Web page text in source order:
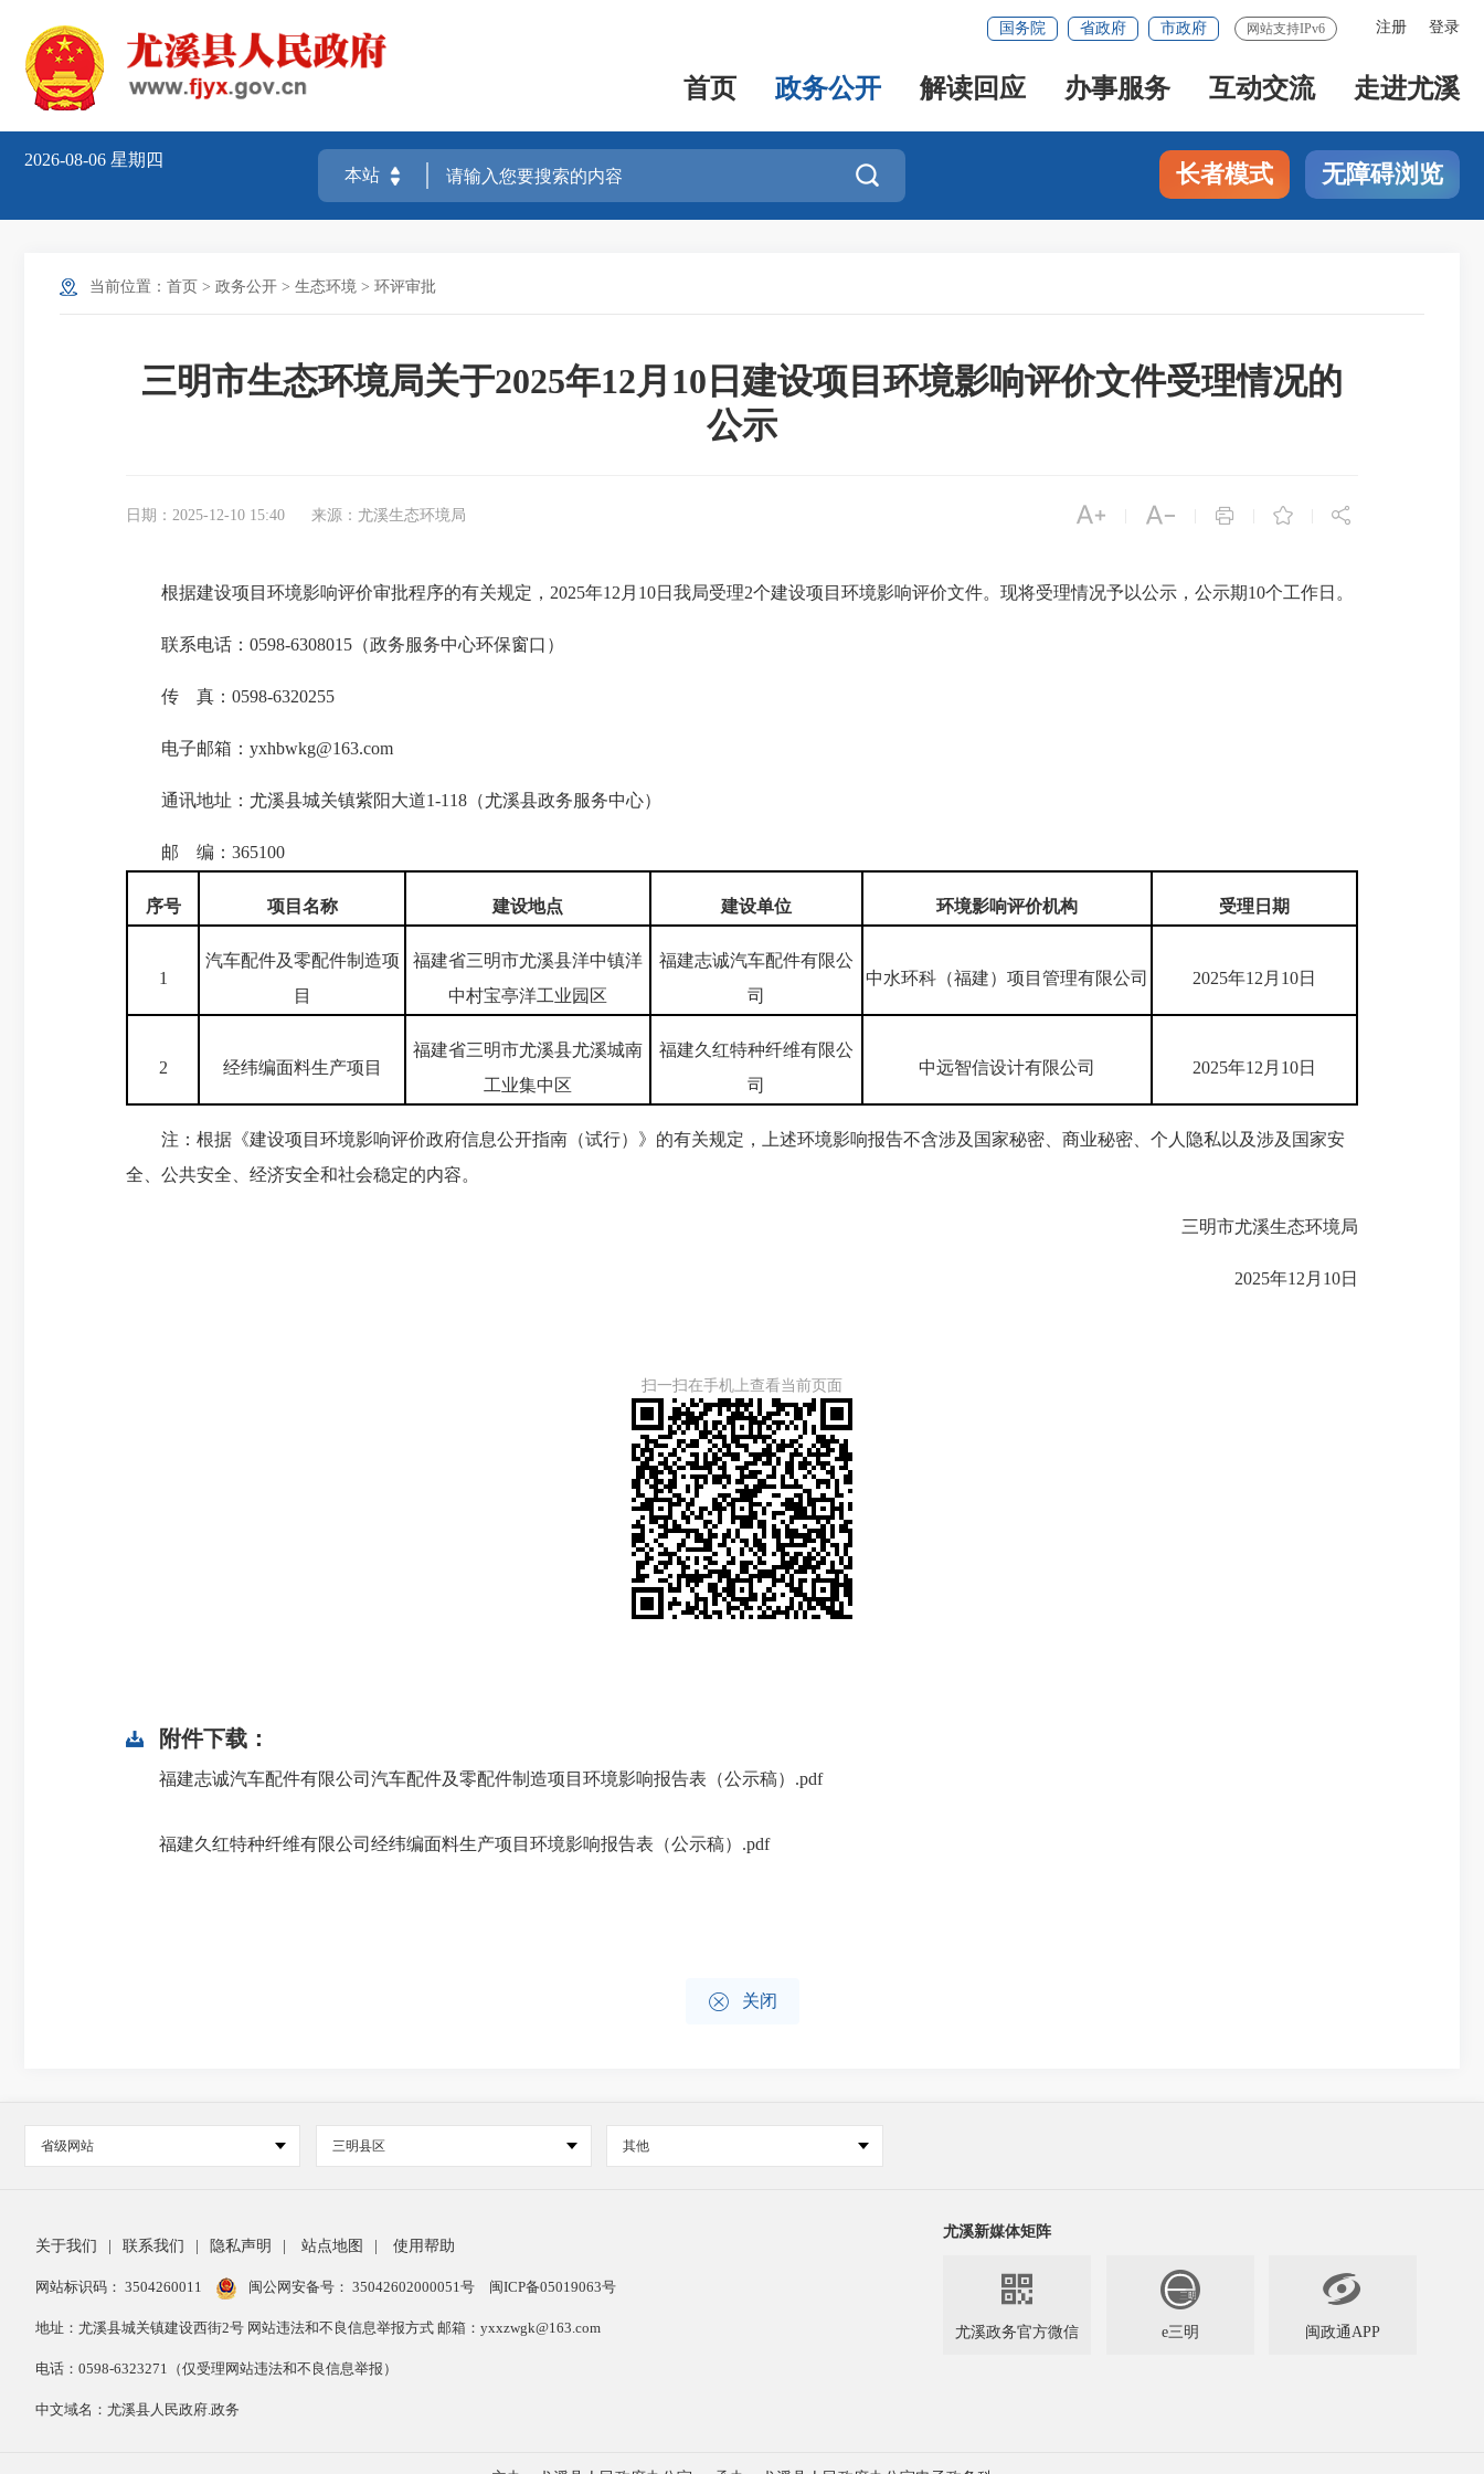
注册 登录
国务院 省政府 市政府 网站支持IPv6
首页 政务公开 解读回应 办事服务 互动交流 走进尤溪
2026-08-06 星期四
 长者模式 无障碍浏览
当前位置： 首页 > 政务公开 > 生态环境 > 环评审批
三明市生态环境局关于2025年12月10日建设项目环境影响评价文件受理情况的
公示
日期：2025-12-10 15:40 来源：尤溪生态环境局     
根据建设项目环境影响评价审批程序的有关规定，2025年12月10日我局受理2个建设项目环境影响评价文件。现将受理情况予以公示，公示期10个工作日。
联系电话：0598-6308015（政务服务中心环保窗口）
传 真：0598-6320255
电子邮箱：yxhbwkg@163.com
通讯地址：尤溪县城关镇紫阳大道1-118（尤溪县政务服务中心）
邮 编：365100
序号 项目名称 建设地点 建设单位 环境影响评价机构 受理日期
1
汽车配件及零配件制造项
目
福建省三明市尤溪县洋中镇洋
中村宝亭洋工业园区
福建志诚汽车配件有限公
司
中水环科（福建）项目管理有限公司 2025年12月10日
2 经纬编面料生产项目
福建省三明市尤溪县尤溪城南
工业集中区
福建久红特种纤维有限公
司
中远智信设计有限公司 2025年12月10日
注：根据《建设项目环境影响评价政府信息公开指南（试行）》的有关规定，上述环境影响报告不含涉及国家秘密、商业秘密、个人隐私以及涉及国家安
全、公共安全、经济安全和社会稳定的内容。
三明市尤溪生态环境局
2025年12月10日
扫一扫在手机上查看当前页面
附件下载：
福建志诚汽车配件有限公司汽车配件及零配件制造项目环境影响报告表（公示稿）.pdf
福建久红特种纤维有限公司经纬编面料生产项目环境影响报告表（公示稿）.pdf
 关闭
省级网站 三明县区 其他
关于我们 联系我们 隐私声明 站点地图 使用帮助
网站标识码： 3504260011 闽公网安备号： 35042602000051号 闽ICP备05019063号
地址：尤溪县城关镇建设西街2号 网站违法和不良信息举报方式 邮箱：yxxzwgk@163.com
电话：0598-6323271（仅受理网站违法和不良信息举报）
中文域名：尤溪县人民政府.政务
尤溪新媒体矩阵

尤溪政务官方微信 e三明

闽政通APP